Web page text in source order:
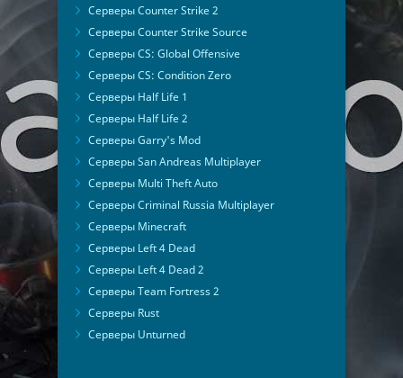
Серверы Counter Strike 2
Серверы Counter Strike Source
Серверы CS: Global Offensive
Серверы CS: Condition Zero
Серверы Half Life 1
Серверы Half Life 2
Серверы Garry's Mod
Серверы San Andreas Multiplayer
Серверы Multi Theft Auto
Серверы Criminal Russia Multiplayer
Серверы Minecraft
Серверы Left 4 Dead
Серверы Left 4 Dead 2
Серверы Team Fortress 2
Серверы Rust
Серверы Unturned